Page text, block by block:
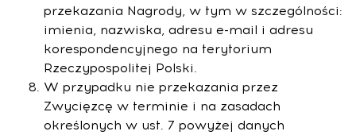
przekazania Nagrody, w tym w szczególności:
imienia, nazwiska, adresu e-mail i adresu
korespondencyjnego na terytorium
Rzeczypospolitej Polski.
W przypadku nie przekazania przez
Zwycięzcę w terminie i na zasadach
określonych w ust. 7 powyżej danych